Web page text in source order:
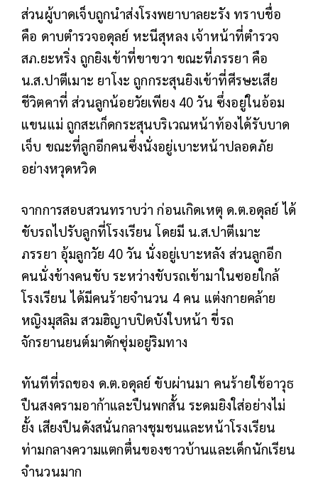
ส่วนผู้บาดเจ็บถูกนำส่งโรงพยาบาลยะรัง ทราบชื่อ
คือ ดาบตำรวจอดุลย์ หะนีสุหลง เจ้าหน้าที่ตำรวจ
สภ.ยะหริ่ง ถูกยิงเข้าที่ขาขวา ขณะที่ภรรยา คือ
น.ส.ปาตีเมาะ ยาโงะ ถูกกระสุนยิงเข้าที่ศีรษะเสีย
ชีวิตคาที่ ส่วนลูกน้อยวัยเพียง 40 วัน ซึ่งอยู่ในอ้อม
แขนแม่ ถูกสะเก็ดกระสุนบริเวณหน้าท้องได้รับบาด
เจ็บ ขณะที่ลูกอีกคนซึ่งนั่งอยู่เบาะหน้าปลอดภัย
อย่างหวุดหวิด
จากการสอบสวนทราบว่า ก่อนเกิดเหตุ ด.ต.อดุลย์ ได้
ขับรถไปรับลูกที่โรงเรียน โดยมี น.ส.ปาตีเมาะ
ภรรยา อุ้มลูกวัย 40 วัน นั่งอยู่เบาะหลัง ส่วนลูกอีก
คนนั่งข้างคนขับ ระหว่างขับรถเข้ามาในซอยใกล้
โรงเรียน ได้มีคนร้ายจำนวน 4 คน แต่งกายคล้าย
หญิงมุสลิม สวมฮิญาบปิดบังใบหน้า ขี่รถ
จักรยานยนต์มาดักซุ่มอยู่ริมทาง
ทันทีที่รถของ ด.ต.อดุลย์ ขับผ่านมา คนร้ายใช้อาวุธ
ปืนสงครามอาก้าและปืนพกสั้น ระดมยิงใส่อย่างไม่
ยั้ง เสียงปืนดังสนั่นกลางชุมชนและหน้าโรงเรียน
ท่ามกลางความแตกตื่นของชาวบ้านและเด็กนักเรียน
จำนวนมาก